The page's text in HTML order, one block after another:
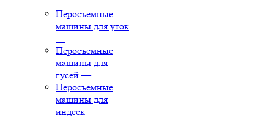
Перосъемные
машины для уток
—
Перосъемные
машины для
гусей —
Перосъемные
машины для
индеек